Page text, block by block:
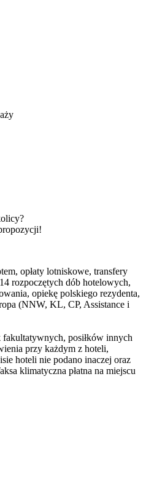
opłaty lotniskowe, transfery
rozpoczętych dób hotelowych,
opiekę polskiego rezydenta,
(NNW, KL, CP, Assistance i
fakultatywnych, posiłków innych
przy każdym z hoteli,
hoteli nie podano inaczej oraz
klimatyczna płatna na miejscu